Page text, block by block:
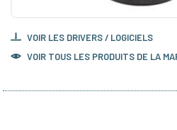
VOIR LES DRIVERS / LOGICIELS
VOIR TOUS LES PRODUITS DE LA